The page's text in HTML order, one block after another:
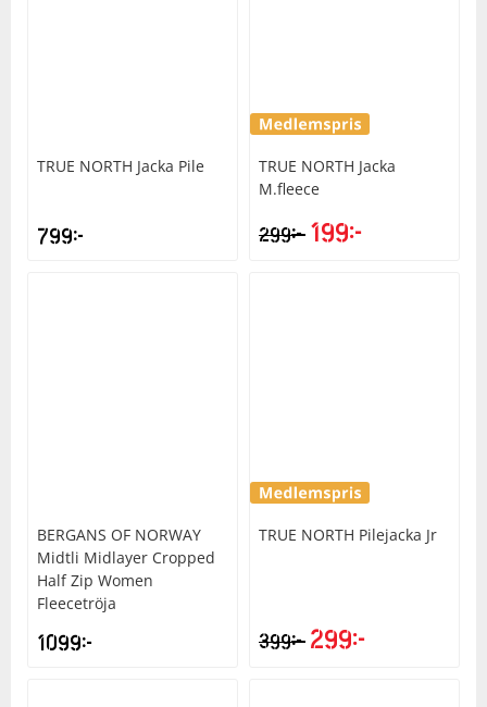
TRUE NORTH Jacka Pile
799kr
TRUE NORTH Jacka
M.fleece
299kr 199kr
BERGANS OF NORWAY
Midtli Midlayer Cropped
Half Zip Women
Fleecetröja
1099kr
TRUE NORTH Pilejacka Jr
399kr 299kr